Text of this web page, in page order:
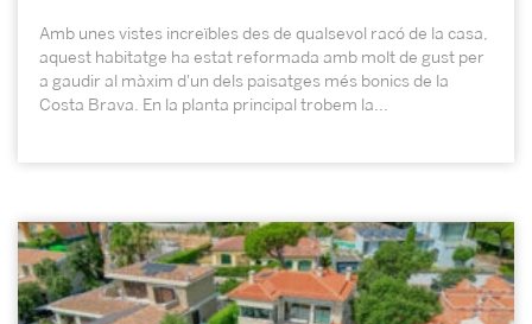
Amb unes vistes increïbles des de qualsevol racó de la casa,
aquest habitatge ha estat reformada amb molt de gust per
a gaudir al màxim d'un dels paisatges més bonics de la
Costa Brava. En la planta principal trobem la...